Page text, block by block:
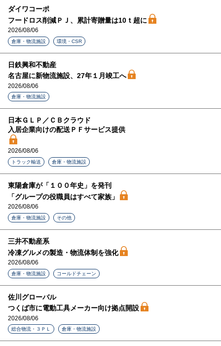
ダイワコーポ
フードロス削減ＰＪ、累計寄贈量は10ｔ超に
2026/08/06
倉庫・物流施設 環境・CSR
日鉄興和不動産
名古屋に新物流施設、27年１月竣工へ
2026/08/06
倉庫・物流施設
日本ＧＬＰ／ＣＢクラウド
入居企業向けの配送ＰＦサービス提供
2026/08/06
トラック輸送 倉庫・物流施設
東陽倉庫が「１００年史」を発刊
「グループの役職員はすべて家族」
2026/08/06
倉庫・物流施設 その他
三井不動産系
冷凍グルメの製造・物流体制を強化
2026/08/06
倉庫・物流施設 コールドチェーン
佐川グローバル
つくば市に電動工具メーカー向け拠点開設
2026/08/06
総合物流・３ＰＬ 倉庫・物流施設